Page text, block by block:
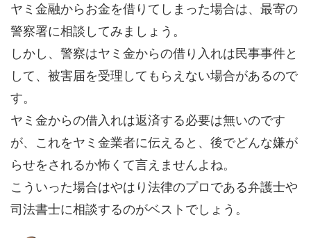
ヤミ金融からお金を借りてしまった場合は、最寄の
警察署に相談してみましょう。
しかし、警察はヤミ金からの借り入れは民事事件と
して、被害届を受理してもらえない場合があるので
す。
ヤミ金からの借入れは返済する必要は無いのです
が、これをヤミ金業者に伝えると、後でどんな嫌が
らせをされるか怖くて言えませんよね。
こういった場合はやはり法律のプロである弁護士や
司法書士に相談するのがベストでしょう。